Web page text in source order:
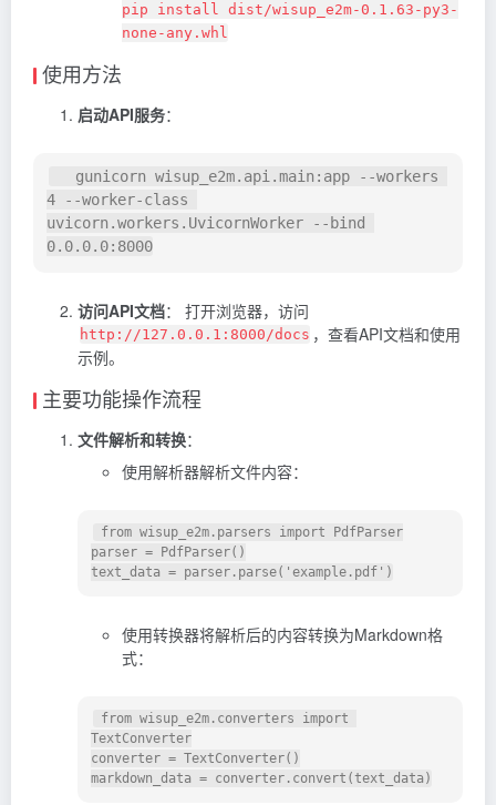
pip install dist/wisup_e2m-0.1.63-py3-
none-any.whl
使用方法
启动API服务：
4 --worker-class
uvicorn.workers.UvicornWorker --bind
访问API文档： 打开浏览器，访问
http://127.0.0.1:8000/docs ，查看API文档和使用
示例。
主要功能操作流程
文件解析和转换：
使用解析器解析文件内容：
parser = PdfParser()
使用转换器将解析后的内容转换为Markdown格
式：
TextConverter
converter = TextConverter()